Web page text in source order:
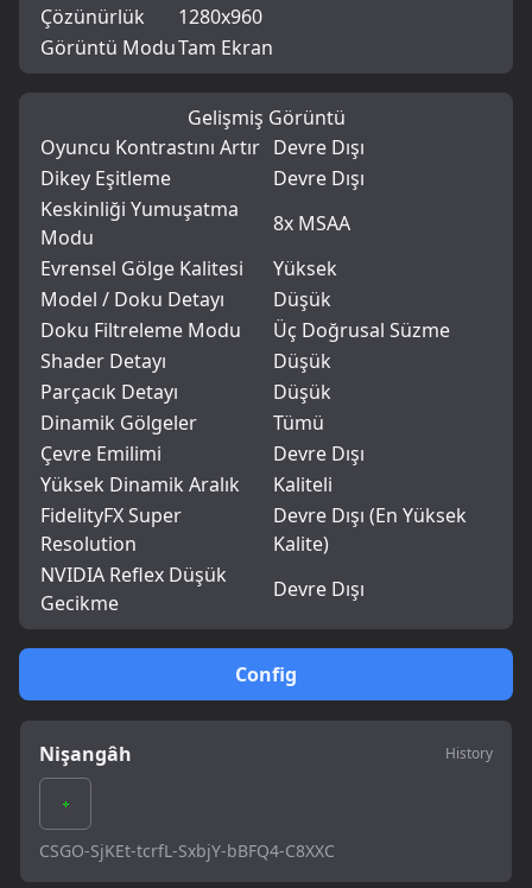
Config
Nişangâh History
CSGO-SjKEt-tcrfL-SxbjY-bBFQ4-C8XXC
Çözünürlük
1280x960
Görüntü ModuTam Ekran
Gelişmiş Görüntü
Oyuncu Kontrastını Artır Devre Dışı
Dikey Eşitleme
Devre Dışı
Keskinliği Yumuşatma
Modu
8x MSAA
Evrensel Gölge Kalitesi
Yüksek
Model / Doku Detayı
Düşük
Doku Filtreleme Modu
Üç Doğrusal Süzme
Shader Detayı
Düşük
Parçacık Detayı
Düşük
Dinamik Gölgeler
Tümü
Çevre Emilimi
Devre Dışı
Yüksek Dinamik Aralık
Kaliteli
FidelityFX Super
Resolution
Devre Dışı (En Yüksek
Kalite)
NVIDIA Reflex Düşük
Gecikme
Devre Dışı